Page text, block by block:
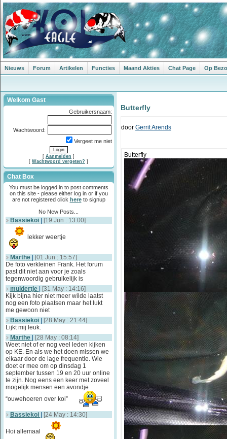
Nieuws Forum Artikelen Functies Maand Akties Chat Page Op
Welkom Gast
Gebruikersnaam:
Wachtwoord:
Vergeet me niet
[ Aanmelden ]
[ Wachtwoord vergeten? ]
Chat Box
You must be logged in to post comments
on this site - please either log in or if you
are not registered click hereto signup
No New Posts...
Bassiekoi [19 Jun : 13:00]
lekker weertje
Marthe
[01 Jun : 15:57]
De foto verkleinen Frank. Het forum
past dit niet aan voor je zoals
tegenwoordig gebruikelijk is
muldertje
[31 May : 14:16]
Kijk bijna hier niet meer wilde laatst
nog een foto plaatsen maar het lukt
me gewoon niet
Bassiekoi
[28 May : 21:44]
Lijkt mij leuk.
Marthe
[28 May : 08:14]
Weet niet of er nog veel leden kijken
op KE. En als we het doen missen we
elkaar door de lage frequentie. Wie
doet er mee om op dinsdag 1
september tussen 19 en 20 uur online
te zijn. Nog eens een keer met zoveel
mogelijk mensen een avondje
“ouwehoeren over koi”
Bassiekoi [24 May : 14:30]
Hoi allemaal
Butterfly
door Gerrit Arends
Butterfly